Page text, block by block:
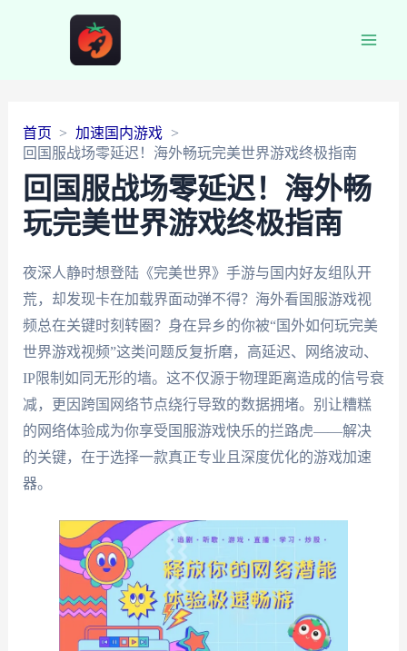
首页
加速国内游戏
回国服战场零延迟！海外畅玩完美世界游戏终极指南
回国服战场零延迟！海外畅
玩完美世界游戏终极指南
夜深人静时想登陆《完美世界》手游与国内好友组队开
荒，却发现卡在加载界面动弹不得？海外看国服游戏视
频总在关键时刻转圈？身在异乡的你被“国外如何玩完美
世界游戏视频”这类问题反复折磨，高延迟、网络波动、
IP限制如同无形的墙。这不仅源于物理距离造成的信号衰
减，更因跨国网络节点绕行导致的数据拥堵。别让糟糕
的网络体验成为你享受国服游戏快乐的拦路虎——解决
的关键，在于选择一款真正专业且深度优化的游戏加速
器。